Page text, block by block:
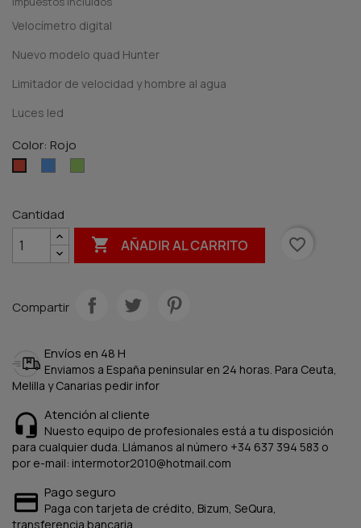
Velocímetro digital
Nuevo modelo quad Hunter
Limitador de velocidad y hombre al agua
Luces led
Color: Rojo
Cantidad
 AÑADIR AL CARRITO favorite_border
Compartir
Envíos en 48 H
Enviamos a España peninsular en 24 horas. Para Ceuta,
Melilla y Canarias pedir infor
Atención al cliente
Nuesto equipo de profesionales está a tu disposición
para cualquier duda. Llámanos al número +34 637 394 583 o
por e-mail: intermotor2010@hotmail.com
Pago seguro
Paga con tarjeta de crédito, Bizum, SeQura,
transferencia bancaria.